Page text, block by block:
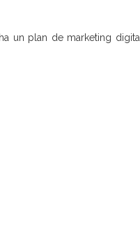
un plan de marketing digital